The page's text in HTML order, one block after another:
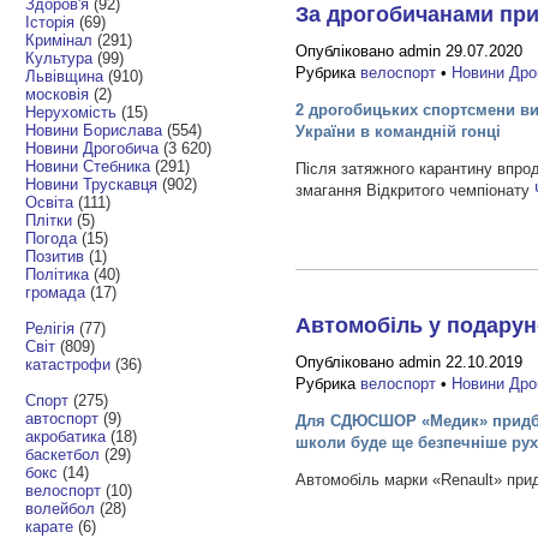
Здоров'я (92)
Історія (69)
Кримінал (291)
Культура (99)
Львівщина (910)
московія (2)
Нерухомість (15)
Новини Борислава (554)
Новини Дрогобича (3 620)
Новини Стебника (291)
Новини Трускавця (902)
Освіта (111)
Плітки (5)
Погода (15)
Позитив (1)
Політика (40)
громада (17)
Релігія (77)
Світ (809)
катастрофи (36)
Спорт (275)
автоспорт (9)
акробатика (18)
баскетбол (29)
бокс (14)
велоспорт (10)
волейбол (28)
карате (6)
За дрогобичанами
Опубліковано admin 29.07.2020
Рубрика велоспорт • Новини
2 дрогобицьких спортсмени
України в командній гонці
Після затяжного карантину
змагання Відкритого чемпіонату
Автомобіль у
Опубліковано admin 22.10.2019
Рубрика велоспорт • Новини
Для СДЮСШОР «Медик»
школи буде ще безпечніше
Автомобіль марки «Renault»